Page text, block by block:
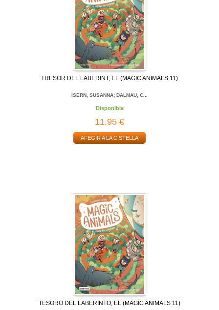
TRESOR DEL LABERINT, EL (MAGIC ANIMALS 11)
ISERN, SUSANNA; DALMAU, C...
Disponible
11,95 €
AFEGIR A LA CISTELLA
TESORO DEL LABERINTO, EL (MAGIC ANIMALS 11)